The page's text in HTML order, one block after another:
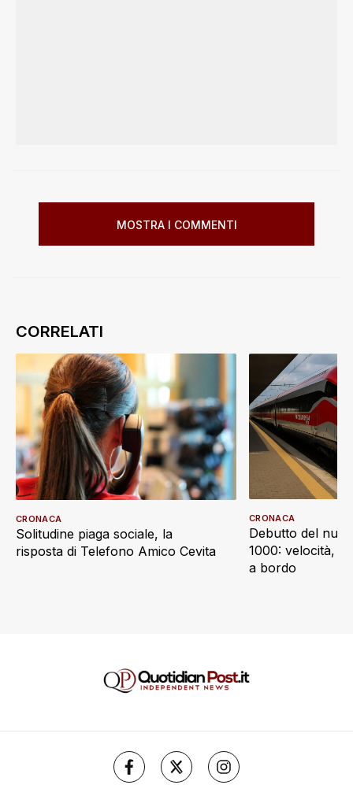
MOSTRA I COMMENTI
Solitudine piaga sociale, la
risposta di Telefono Amico Cevita
CRONACA
Debutto del
1000: velocità,
a bordo
CRONACA